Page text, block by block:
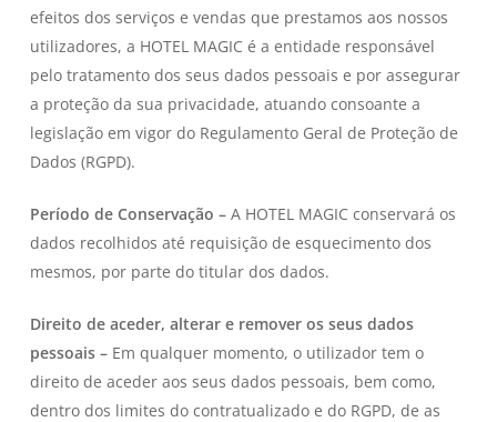
efeitos dos serviços e vendas que prestamos aos nossos
utilizadores, a HOTEL MAGIC é a entidade responsável
pelo tratamento dos seus dados pessoais e por assegurar
a proteção da sua privacidade, atuando consoante a
legislação em vigor do Regulamento Geral de Proteção de
Dados (RGPD).
Período de Conservação – A HOTEL MAGIC conservará os
dados recolhidos até requisição de esquecimento dos
mesmos, por parte do titular dos dados.
Direito de aceder, alterar e remover os seus dados
pessoais – Em qualquer momento, o utilizador tem o
direito de aceder aos seus dados pessoais, bem como,
dentro dos limites do contratualizado e do RGPD, de as